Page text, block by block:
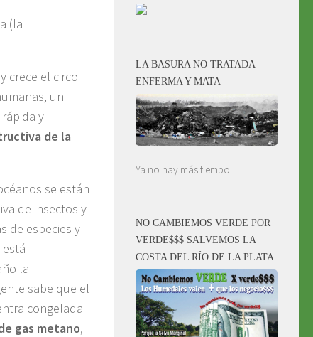
(la
crece el circo
un
y
de la
se están
de insectos y
de especies y
la
sabe que el
congelada
gas metano,
LA BASURA NO TRATADA
ENFERMA Y MATA
Ya no hay más tiempo
NO CAMBIEMOS VERDE POR
VERDE$$$ SALVEMOS LA
COSTA DEL RÍO DE LA PLATA